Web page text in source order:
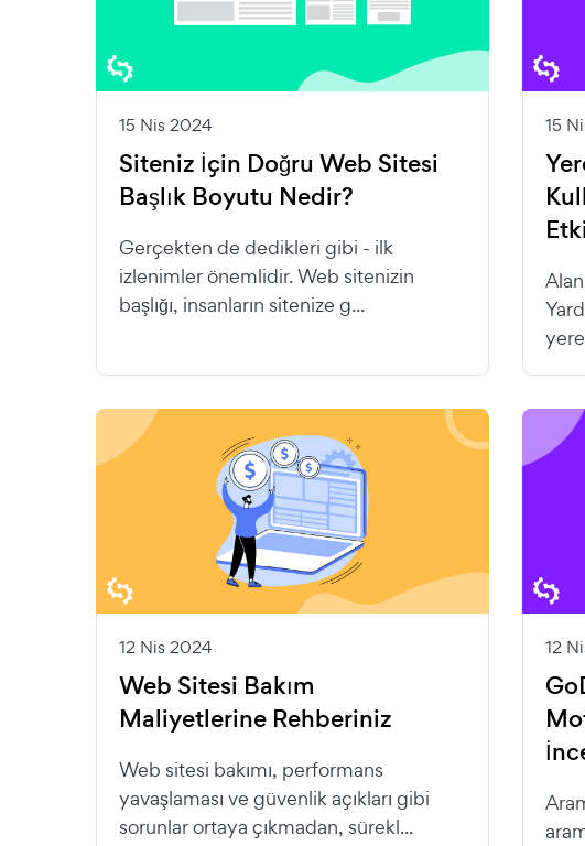
15 Nis 2024
Siteniz İçin Doğru Web Sitesi
Başlık Boyutu Nedir?
Gerçekten de dedikleri gibi - ilk
izlenimler önemlidir. Web sitenizin
başlığı, insanların sitenize g...
15
12 Nis 2024
Web Sitesi Bakım
Maliyetlerine Rehberiniz
Web sitesi bakımı, performans
yavaşlaması ve güvenlik açıkları gibi
sorunlar ortaya çıkmadan, sürekl...
12